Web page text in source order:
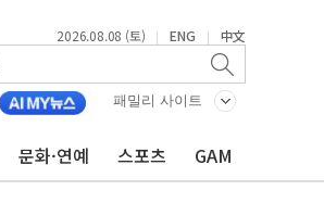
2026.08.08 (토) | ENG | 中文
패밀리 사이트
문화·연예 스포츠 GAM
현실화
해안 강한 비 어어져